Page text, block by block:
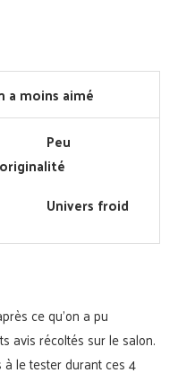
a moins aimé
Peu
Univers froid
ce qu’on a pu
avis récoltés sur le salon.
le tester durant ces 4